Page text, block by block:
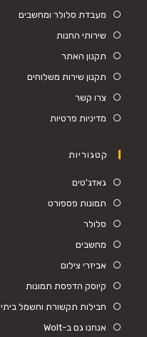
מעבדת סלולר ומחשבים
שירותי החנות
תקנון האתר
תקנון שירות משלוחים
צרו קשר
מדיניות פרטיות
קטגוריות
גאדג'טים
תמונות פספורט
סלולר
מחשבים
אביזרי צילום
קיוסק הדפסת תמונות
חבילות תקשורת וחשמל ביתי
אנחנו גם ב-Wolt